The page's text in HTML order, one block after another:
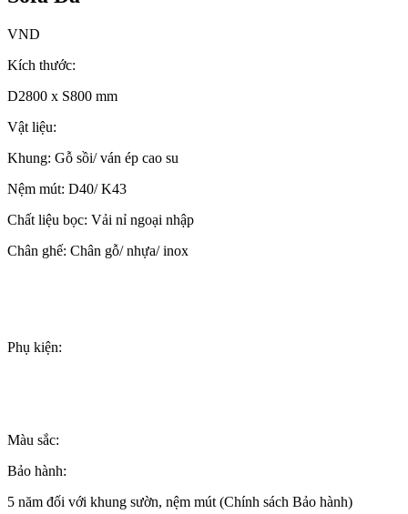
VND
Kích thước:
D2800 x S800 mm
Vật liệu:
Khung: Gỗ sồi/ ván ép cao su
Nệm mút: D40/ K43
Chất liệu bọc: Vải nỉ ngoại nhập
Chân ghế: Chân gỗ/ nhựa/ inox
Phụ kiện:
Màu sắc:
Bảo hành:
5 năm đối với khung sườn, nệm mút (Chính sách Bảo hành)